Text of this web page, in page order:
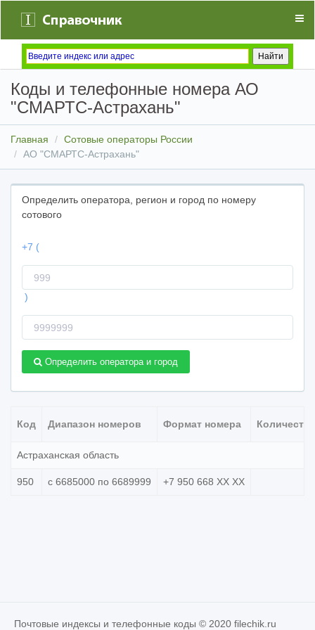
Коды и телефонные номера АО
"СМАРТС-Астрахань"
Главная
Сотовые операторы России
АО "СМАРТС-Астрахань"
Определить оператора, регион и город по номеру
сотового
+7 (
оператора
)
телефона
Определить оператора и город
Код Диапазон номеров Формат номера
Астраханская область
950 с 6685000 по 6689999 +7 950 668 XX XX
Почтовые индексы и телефонные коды © 2020 filechik.ru